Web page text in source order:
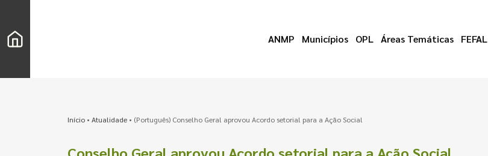
ANMP Municípios OPL Áreas Temáticas FEFAL
Início• Atualidade• (Português) Conselho Geral aprovou Acordo setorial para a Ação Social